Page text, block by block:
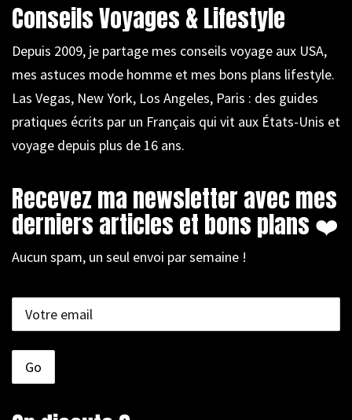
Conseils Voyages & Lifestyle
Depuis 2009, je partage mes conseils voyage aux USA,
mes astuces mode homme et mes bons plans lifestyle.
Las Vegas, New York, Los Angeles, Paris : des guides
pratiques écrits par un Français qui vit aux États-Unis et
voyage depuis plus de 16 ans.
Recevez ma newsletter avec mes
derniers articles et bons plans ❤️
Aucun spam, un seul envoi par semaine !